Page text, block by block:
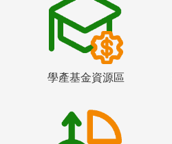
學產基金資源區